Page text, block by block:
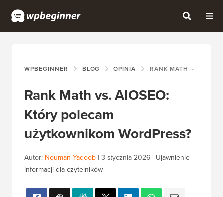
WPBEGINNER BLOG OPINIA RANK MATH VS. AIOSEO: KTÓRY POLECAM UŻYTKOWNIKOM WORDPRESS?
Rank Math vs. AIOSEO:
Który polecam
użytkownikom WordPress?
Autor: Nouman Yaqoob | 3 stycznia 2026 | Ujawnienie
informacji dla czytelników